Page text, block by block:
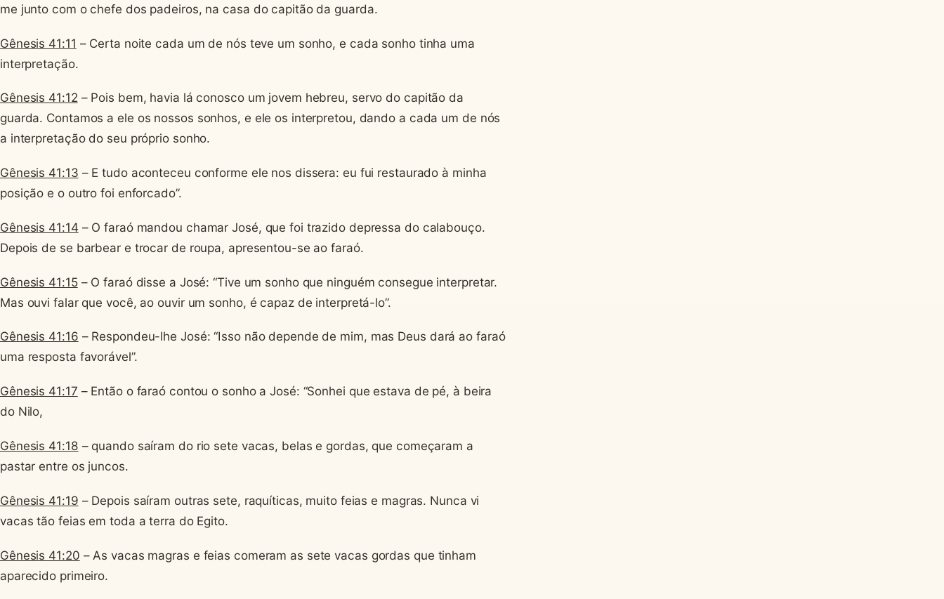
me junto com o chefe dos padeiros, na casa do capitão da guarda.
Gênesis 41:11 – Certa noite cada um de nós teve um sonho, e cada sonho tinha uma
interpretação.
Gênesis 41:12 – Pois bem, havia lá conosco um jovem hebreu, servo do capitão da
guarda. Contamos a ele os nossos sonhos, e ele os interpretou, dando a cada um de nós
a interpretação do seu próprio sonho.
Gênesis 41:13 – E tudo aconteceu conforme ele nos dissera: eu fui restaurado à minha
posição e o outro foi enforcado”.
Gênesis 41:14 – O faraó mandou chamar José, que foi trazido depressa do calabouço.
Depois de se barbear e trocar de roupa, apresentou-se ao faraó.
Gênesis 41:15– O faraó disse a José: “Tive um sonho que ninguém consegue interpretar.
Mas ouvi falar que você, ao ouvir um sonho, é capaz de interpretá-lo”.
Gênesis 41:16 – Respondeu-lhe José: “Isso não depende de mim, mas Deus dará ao faraó
uma resposta favorável”.
Gênesis 41:17 – Então o faraó contou o sonho a José: “Sonhei que estava de pé, à beira
do Nilo,
Gênesis 41:18 – quando saíram do rio sete vacas, belas e gordas, que começaram a
pastar entre os juncos.
Gênesis 41:19 – Depois saíram outras sete, raquíticas, muito feias e magras. Nunca vi
vacas tão feias em toda a terra do Egito.
Gênesis 41:20 – As vacas magras e feias comeram as sete vacas gordas que tinham
aparecido primeiro.